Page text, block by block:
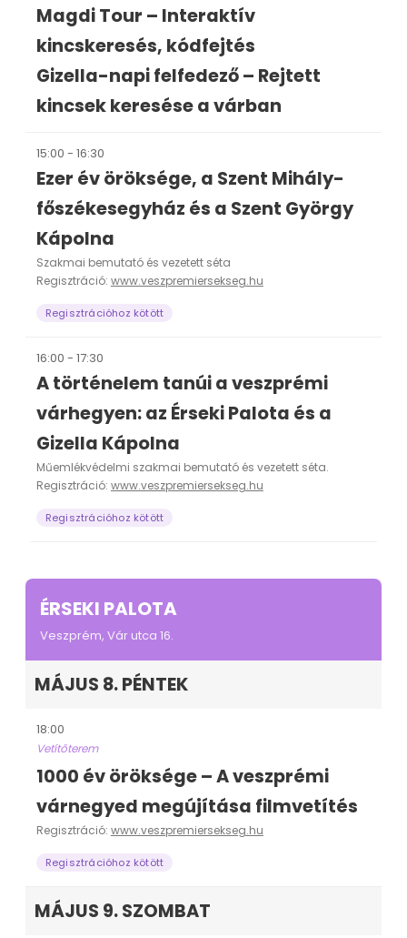
Magdi Tour – Interaktív
kincskeresés, kódfejtés
Gizella-napi felfedező – Rejtett
kincsek keresése a várban
15:00 - 16:30
Ezer év öröksége, a Szent Mihály-
főszékesegyház és a Szent György
Kápolna
Szakmai bemutató és vezetett séta
Regisztráció: www.veszpremiersekseg.hu
Regisztrációhoz kötött
16:00 - 17:30
A történelem tanúi a veszprémi
várhegyen: az Érseki Palota és a
Gizella Kápolna
Műemlékvédelmi szakmai bemutató és vezetett séta.
Regisztráció: www.veszpremiersekseg.hu
Regisztrációhoz kötött
ÉRSEKI PALOTA
Veszprém, Vár utca 16.
MÁJUS 8. PÉNTEK
18:00
Vetítőterem
1000 év öröksége – A veszprémi
várnegyed megújítása filmvetítés
Regisztráció: www.veszpremiersekseg.hu
Regisztrációhoz kötött
MÁJUS 9. SZOMBAT